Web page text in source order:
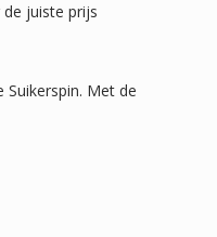
juiste prijs
Met de